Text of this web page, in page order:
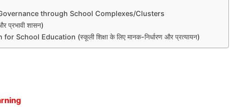
through School Complexes/Clusters
प्रभावी शासन)
Education (स्कूली शिक्षा के लिए मानक-निर्धारण और प्रत्यायन)